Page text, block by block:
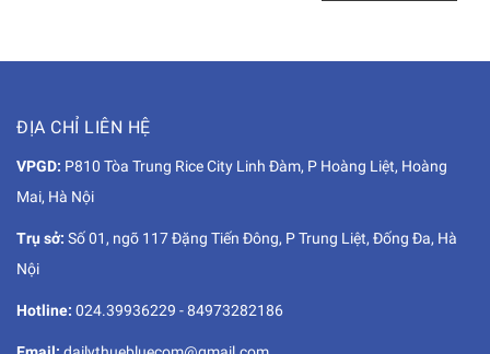
ĐỊA CHỈ LIÊN HỆ
VPGD: P810 Tòa Trung Rice City Linh Đàm, P Hoàng Liệt, Hoàng
Mai, Hà Nội
Trụ sở: Số 01, ngõ 117 Đặng Tiến Đông, P Trung Liệt, Đống Đa, Hà
Nội
Hotline: 024.39936229 -84973282186